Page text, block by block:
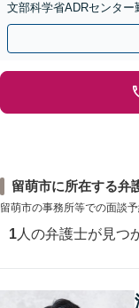
文部科学省ADRセンタ
知識を活かし、事業者さ
留萌市に所在する弁
留萌市の事務所等での面談予
1 人の弁護士が見つ